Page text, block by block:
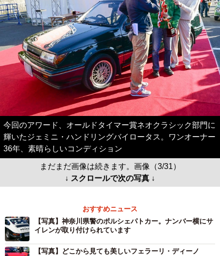
今回のアワード、オールドタイマー賞ネオクラシック部門に
輝いたジェミニ・ハンドリングバイロータス。ワンオーナー
36年、素晴らしいコンディション
まだまだ画像は続きます。画像（3/31）
↓ スクロールで次の写真 ↓
おすすめニュース
【写真】神奈川県警のポルシェパトカー。ナンバー横にサ
イレンが取り付けられています
【写真】どこから見ても美しいフェラーリ・ディーノ